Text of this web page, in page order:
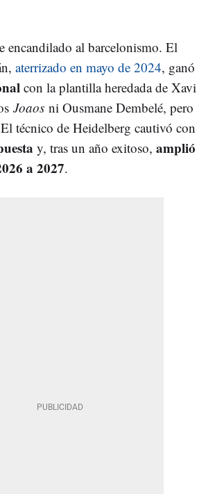
encandilado al barcelonismo. El
aterrizado en mayo de 2024, ganó
con la plantilla heredada de Xavi
Joaos ni Ousmane Dembelé, pero
técnico de Heidelberg cautivó con
y, tras un año exitoso, amplió
a 2027.